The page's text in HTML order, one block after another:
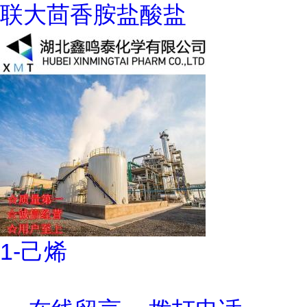
联大茴香胺盐酸盐
1-己烯